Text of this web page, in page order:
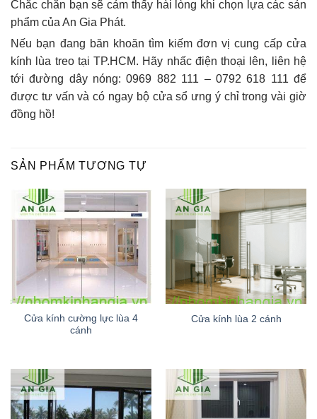
Chắc chắn bạn sẽ cảm thấy hài lòng khi chọn lựa các sản
phẩm của An Gia Phát.
Nếu bạn đang băn khoăn tìm kiếm đơn vị cung cấp cửa
kính lùa treo tại TP.HCM. Hãy nhấc điện thoại lên, liên hệ
tới đường dây nóng: 0969 882 111 – 0792 618 111 để
được tư vấn và có ngay bộ cửa sổ ưng ý chỉ trong vài giờ
đồng hồ!
SẢN PHẨM TƯƠNG TỰ
Cửa kính cường lực lùa 4
cánh
Cửa kính lùa 2 cánh